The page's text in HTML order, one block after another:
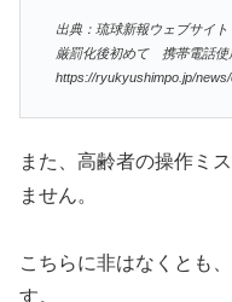
出典：琉球新報ウェブサイ
厳罰化後初めて 携帯電話
https://ryukyushimpo.jp/
また、高齢者の操作ミ
ません。
こちらに非はなくとも
す。